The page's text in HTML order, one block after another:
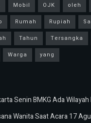
Mobil OJK oleh
Rumah Rupiah
Tahun Tersangka
Warga yang
Senin BMKG Ada
Wanita Saat Acara 17